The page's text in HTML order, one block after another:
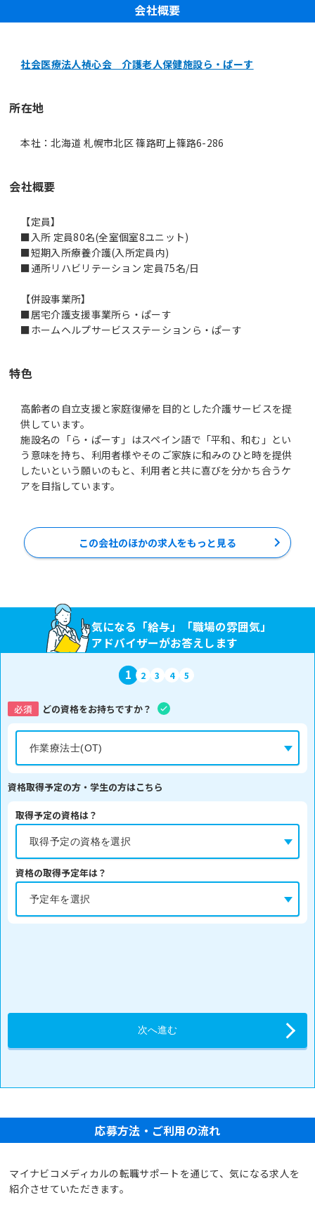
会社概要
社会医療法人禎心会 介護老人保健施設ら・ぱーす
所在地
本社：北海道 札幌市北区 篠路町上篠路6-286
会社概要
【定員】
■入所 定員80名(全室個室8ユニット)
■短期入所療養介護(入所定員内)
■通所リハビリテーション 定員75名/日
【併設事業所】
■居宅介護支援事業所ら・ぱーす
■ホームヘルプサービスステーションら・ぱーす
特色
高齢者の自立支援と家庭復帰を目的とした介護サービスを提
供しています。
施設名の「ら・ぱーす」はスペイン語で「平和、和む」とい
う意味を持ち、利用者様やそのご家族に和みのひと時を提供
したいという願いのもと、利用者と共に喜びを分かち合うケ
アを目指しています。
この会社のほかの求人をもっと見る
気になる「給与」「職場の雰囲気」
アドバイザーがお答えします
1 2 3 4 5
必須 どの資格をお持ちですか？
資格取得予定の方・学生の方はこちら
取得予定の資格は？
資格の取得予定年は？
応募方法・ご利用の流れ
マイナビコメディカルの転職サポートを通じて、気になる求人を
紹介させていただきます。